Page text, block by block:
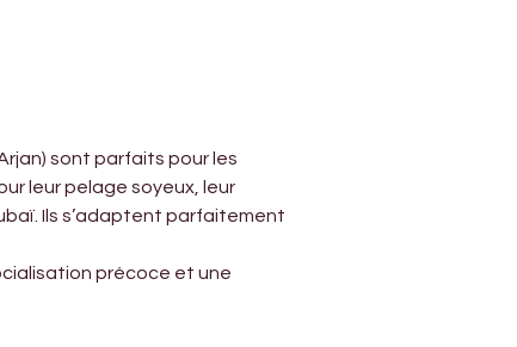
sont parfaits pour les
leur pelage soyeux, leur
Ils s’adaptent parfaitement
précoce et une